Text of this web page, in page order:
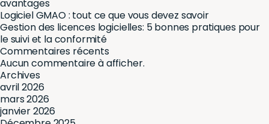
avantages
Logiciel GMAO : tout ce que vous devez savoir
Gestion des licences logicielles: 5 bonnes pratiques pour
le suivi et la conformité
Commentaires récents
Aucun commentaire à afficher.
Archives
avril 2026
mars 2026
janvier 2026